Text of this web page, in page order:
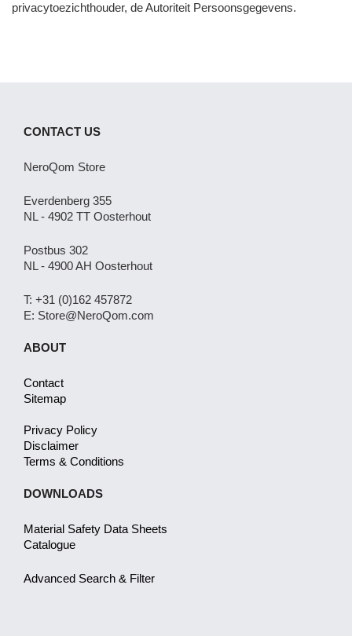
privacytoezichthouder, de Autoriteit Persoonsgegevens.
CONTACT US
NeroQom Store
Everdenberg 355
NL - 4902 TT Oosterhout
Postbus 302
NL - 4900 AH Oosterhout
T: +31 (0)162 457872
E: Store@NeroQom.com
ABOUT
Contact
Sitemap
Privacy Policy
Disclaimer
Terms & Conditions
DOWNLOADS
Material Safety Data Sheets
Catalogue
Advanced Search & Filter